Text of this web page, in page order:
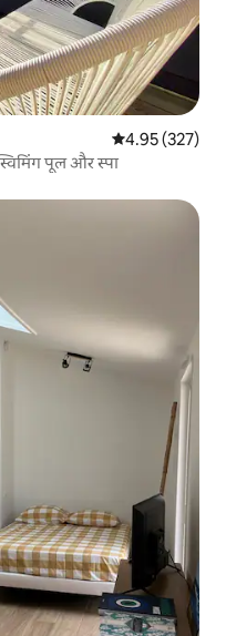
औसत रेटिंग 5 में से
4.95 (327)
पूल और स्पा